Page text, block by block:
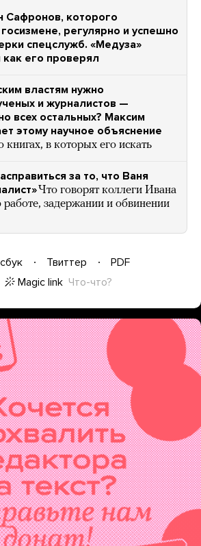
Сафронов, которого
регулярно и успешно
спецслужб. «Медуза»
как его проверял
властям нужно
и журналистов —
всех остальных? Максим
этому научное объяснение
книгах, в которых его искать
за то, что Ваня
Что говорят коллеги Ивана
задержании и обвинении
Твиттер
PDF
Magic link Что-что?